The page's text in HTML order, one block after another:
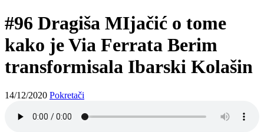
#96 Dragiša MIjačić o tome
kako je Via Ferrata Berim
transformisala Ibarski Kolašin
14/12/2020 Pokretači